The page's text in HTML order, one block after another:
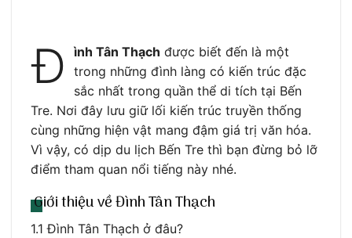
Đ ình Tân Thạch được biết đến là một
trong những đình làng có kiến trúc đặc
sắc nhất trong quần thể di tích tại Bến
Tre. Nơi đây lưu giữ lối kiến trúc truyền thống
cùng những hiện vật mang đậm giá trị văn hóa.
Vì vậy, có dịp du lịch Bến Tre thì bạn đừng bỏ lỡ
điểm tham quan nổi tiếng này nhé.
Giới thiệu về Đình Tân Thạch
1.1 Đình Tân Thạch ở đâu?